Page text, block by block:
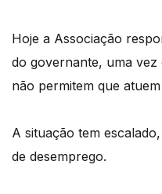
Hoje a Associação
do governante, uma vez
não permitem que
A situação tem
de desemprego.